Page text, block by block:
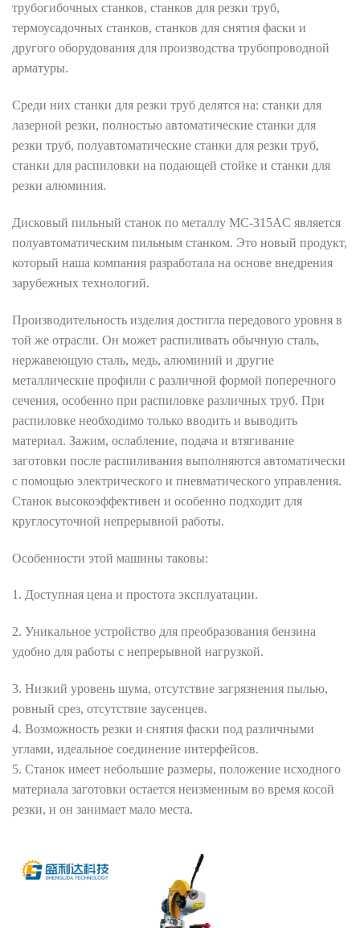
трубогибочных станков, станков для резки труб,
термоусадочных станков, станков для снятия фаски и
другого оборудования для производства трубопроводной
арматуры.
Среди них станки для резки труб делятся на: станки для
лазерной резки, полностью автоматические станки для
резки труб, полуавтоматические станки для резки труб,
станки для распиловки на подающей стойке и станки для
резки алюминия.
Дисковый пильный станок по металлу MC-315AC является
полуавтоматическим пильным станком. Это новый продукт,
который наша компания разработала на основе внедрения
зарубежных технологий.
Производительность изделия достигла передового уровня в
той же отрасли. Он может распиливать обычную сталь,
нержавеющую сталь, медь, алюминий и другие
металлические профили с различной формой поперечного
сечения, особенно при распиловке различных труб. При
распиловке необходимо только вводить и выводить
материал. Зажим, ослабление, подача и втягивание
заготовки после распиливания выполняются автоматически
с помощью электрического и пневматического управления.
Станок высокоэффективен и особенно подходит для
круглосуточной непрерывной работы.
Особенности этой машины таковы:
1. Доступная цена и простота эксплуатации.
2. Уникальное устройство для преобразования бензина
удобно для работы с непрерывной нагрузкой.
3. Низкий уровень шума, отсутствие загрязнения пылью,
ровный срез, отсутствие заусенцев.
4. Возможность резки и снятия фаски под различными
углами, идеальное соединение интерфейсов.
5. Станок имеет небольшие размеры, положение исходного
материала заготовки остается неизменным во время косой
резки, и он занимает мало места.